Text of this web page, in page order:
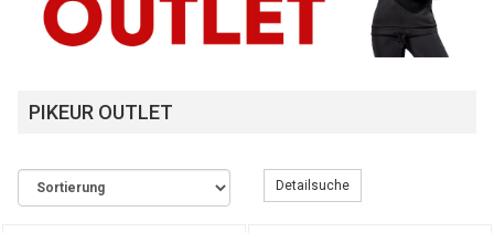
PIKEUR OUTLET
Detailsuche